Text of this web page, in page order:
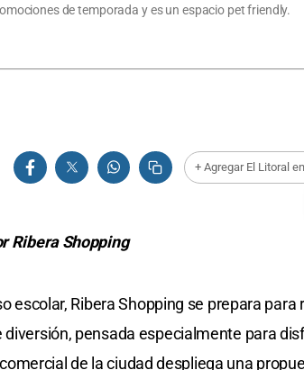
de temporada y es un espacio pet friendly.
+ Agregar El Litoral en
Ribera Shopping
escolar, Ribera Shopping se prepara
pensada especialmente para
de la ciudad despliega una